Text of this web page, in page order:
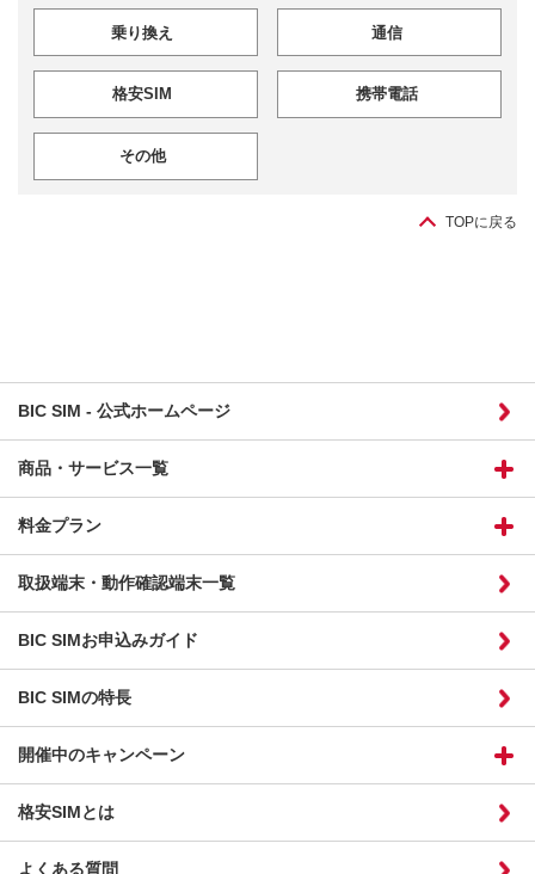
乗り換え 通信
格安SIM 携帯電話
その他
TOPに戻る
BIC SIM - 公式ホームページ
商品・サービス一覧
料金プラン
取扱端末・動作確認端末一覧
BIC SIMお申込みガイド
BIC SIMの特長
開催中のキャンペーン
格安SIMとは
よくある質問